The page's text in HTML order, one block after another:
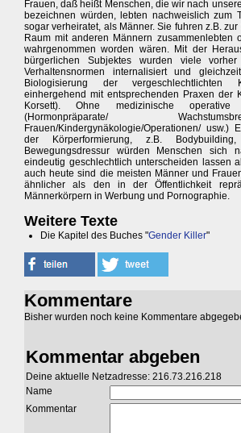
Frauen, daß heißt Menschen, die wir nach
bezeichnen würden, lebten nachweislich zum
sogar verheiratet, als Männer. Sie fuhren z.B.
Raum mit anderen Männern zusammenlebten
wahrgenommen worden wären. Mit der
bürgerlichen Subjektes wurden viele
Verhaltensnormen internalisiert und
Biologisierung der vergeschlechtlichten
einhergehend mit entsprechenden Praxen der
Korsett). Ohne medizinische operative
(Hormonpräparate/
Frauen/Kindergynäkologie/Operationen/ usw.)
der Körperformierung, z.B.
Bewegungsdressur würden Menschen sich
eindeutig geschlechtlich unterscheiden lassen
auch heute sind die meisten Männer und
ähnlicher als den in der Öffentlichkeit
Männerkörpern in Werbung und Pornographie.
Weitere Texte
Die Kapitel des Buches "Gender Killer"
Kommentare
Bisher wurden noch keine Kommentare
Kommentar abgeben
Deine aktuelle Netzadresse: 216.73.216.218
Name
Kommentar